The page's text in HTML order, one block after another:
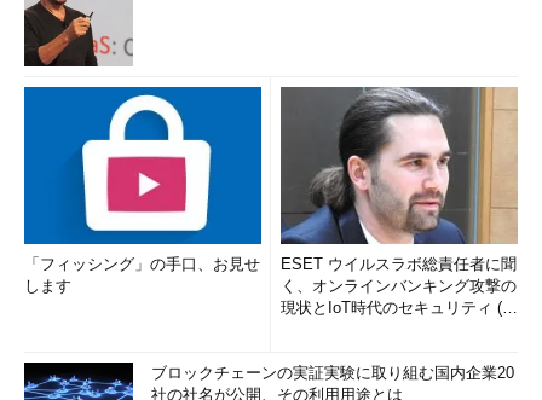
「フィッシング」の手口、お見せ
します
ESET ウイルスラボ総責任者に聞
く、オンラインバンキング攻撃の
現状とIoT時代のセキュリティ (1/
ブロックチェーンの実証実験に取り組む国内企業20
社の社名が公開、その利用用途とは